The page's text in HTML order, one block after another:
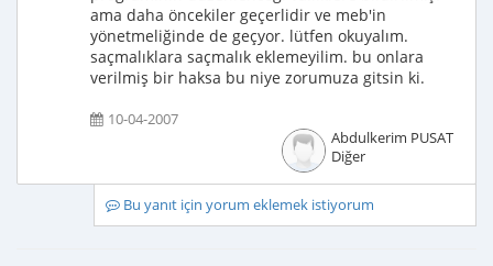
ama daha öncekiler geçerlidir ve meb'in
yönetmeliğinde de geçyor. lütfen okuyalım.
saçmalıklara saçmalık eklemeyilim. bu onlara
verilmiş bir haksa bu niye zorumuza gitsin ki.
10-04-2007
Abdulkerim PUSAT
Diğer
Bu yanıt için yorum eklemek istiyorum